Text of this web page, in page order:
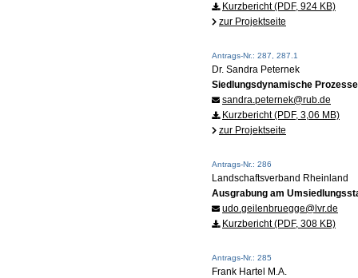
Kurzbericht (PDF, 924 KB)
zur Projektseite
Antrags-Nr.: 287, 287.1
Dr. Sandra Peternek
Siedlungsdynamische
sandra.peternek@rub.de
Kurzbericht (PDF, 3,06 MB)
zur Projektseite
Antrags-Nr.: 286
Landschaftsverband Rheinland
Ausgrabung am
udo.geilenbruegge@lvr.de
Kurzbericht (PDF, 308 KB)
Antrags-Nr.: 285
Frank Hartel M.A.